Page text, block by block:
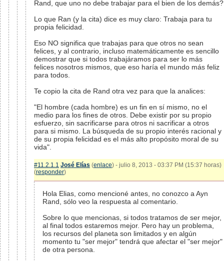
Rand, que uno no debe trabajar para el bien de los demás?
Lo que Ran (y la cita) dice es muy claro: Trabaja para tu
propia felicidad.
Eso NO significa que trabajas para que otros no sean
felices, y al contrario, incluso matemáticamente es sencillo
demostrar que si todos trabajáramos para ser lo más
felices nosotros mismos, que eso haría el mundo más feliz
para todos.
Te copio la cita de Rand otra vez para que la analices:
"El hombre (cada hombre) es un fin en sí mismo, no el
medio para los fines de otros. Debe existir por su propio
esfuerzo, sin sacrificarse para otros ni sacrificar a otros
para si mismo. La búsqueda de su propio interés racional y
de su propia felicidad es el más alto propósito moral de su
vida".
#11.2.1.1 José Elías (enlace) - julio 8, 2013 - 03:37 PM (15:37 horas)
(responder)
Hola Elias, como mencioné antes, no conozco a Ayn
Rand, sólo veo la respuesta al comentario.
Sobre lo que mencionas, si todos tratamos de ser mejor,
al final todos estaremos mejor. Pero hay un problema,
los recursos del planeta son limitados y en algún
momento tu "ser mejor" tendrá que afectar el "ser mejor"
de otra persona.